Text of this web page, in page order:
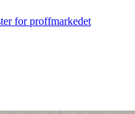
for proffmarkedet